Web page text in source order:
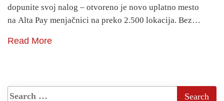
dopunite svoj nalog – otvoreno je novo uplatno mesto
na Alta Pay menjačnici na preko 2.500 lokacija. Bez…
Read More